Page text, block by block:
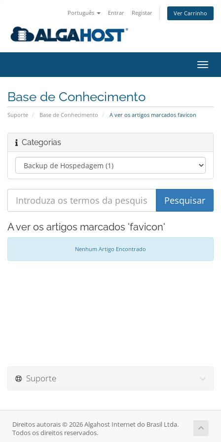
Português Entrar Registar Ver Carrinho
Base de Conhecimento
Suporte Base de Conhecimento A ver os artigos marcados favicon
Categorias
A ver os artigos marcados 'favicon'
Nenhum Artigo Encontrado
Suporte
Direitos autorais © 2026 Algahost Internet do Brasil Ltda.
Todos os direitos reservados.